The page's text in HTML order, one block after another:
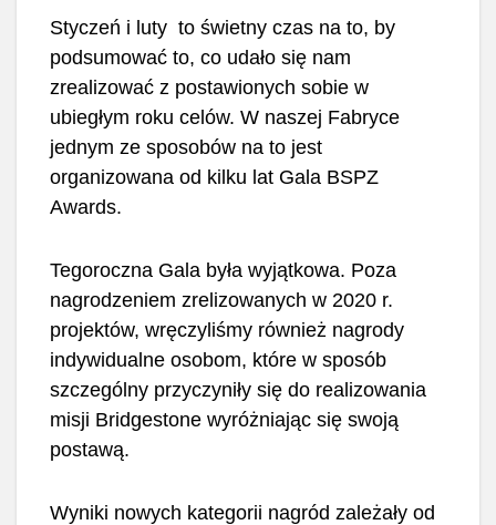
Styczeń i luty to świetny czas na to, by
podsumować to, co udało się nam
zrealizować z postawionych sobie w
ubiegłym roku celów. W naszej Fabryce
jednym ze sposobów na to jest
organizowana od kilku lat Gala BSPZ
Awards.
Tegoroczna Gala była wyjątkowa. Poza
nagrodzeniem zrelizowanych w 2020 r.
projektów, wręczyliśmy również nagrody
indywidualne osobom, które w sposób
szczególny przyczyniły się do realizowania
misji Bridgestone wyróżniając się swoją
postawą.
Wyniki nowych kategorii nagród zależały od